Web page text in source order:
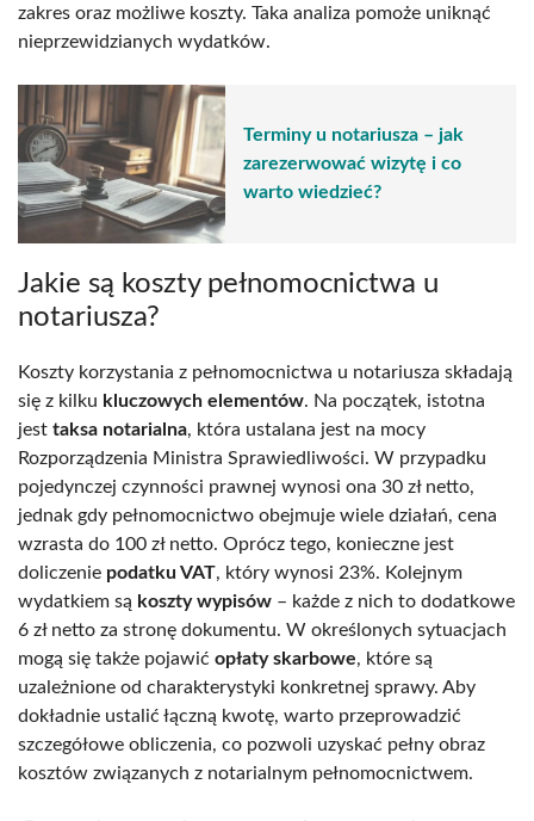
zakres oraz możliwe koszty. Taka analiza pomoże uniknąć
nieprzewidzianych wydatków.
Terminy u notariusza – jak
zarezerwować wizytę i co
warto wiedzieć?
Jakie są koszty pełnomocnictwa u
notariusza?
Koszty korzystania z pełnomocnictwa u notariusza składają
się z kilku kluczowych elementów. Na początek, istotna
jest taksa notarialna, która ustalana jest na mocy
Rozporządzenia Ministra Sprawiedliwości. W przypadku
pojedynczej czynności prawnej wynosi ona 30 zł netto,
jednak gdy pełnomocnictwo obejmuje wiele działań, cena
wzrasta do 100 zł netto. Oprócz tego, konieczne jest
doliczenie podatku VAT, który wynosi 23%. Kolejnym
wydatkiem są koszty wypisów – każde z nich to dodatkowe
6 zł netto za stronę dokumentu. W określonych sytuacjach
mogą się także pojawić opłaty skarbowe, które są
uzależnione od charakterystyki konkretnej sprawy. Aby
dokładnie ustalić łączną kwotę, warto przeprowadzić
szczegółowe obliczenia, co pozwoli uzyskać pełny obraz
kosztów związanych z notarialnym pełnomocnictwem.